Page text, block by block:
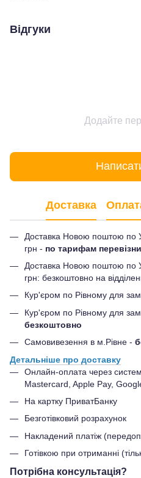
Відгуки
Додайте
Доставка
Доставка Новою поштою по
грн - по тарифам
Доставка Новою поштою по
грн: безкоштовно на
Кур'єром по Рівному для
Кур'єром по Рівному для
безкоштовно
Самовивезення в м.Рівне -
Детальніше про доставку
Онлайн-оплата через
Mastercard, Apple Pay,
На картку ПриватБанку
Безготівковий розрахунок
Накладений платіж
Готівкою при отриманні
Потрібна консультація?